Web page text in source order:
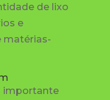
de lixo
e
matérias-
importante